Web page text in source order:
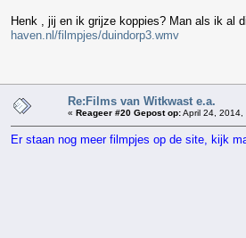
Henk , jij en ik grijze koppies? Man als ik al
haven.nl/filmpjes/duindorp3.wmv
Re:Films van Witkwast e.a.
« Reageer #20 Gepost op:April 24,
Er staan nog meer filmpjes op de site, kijk